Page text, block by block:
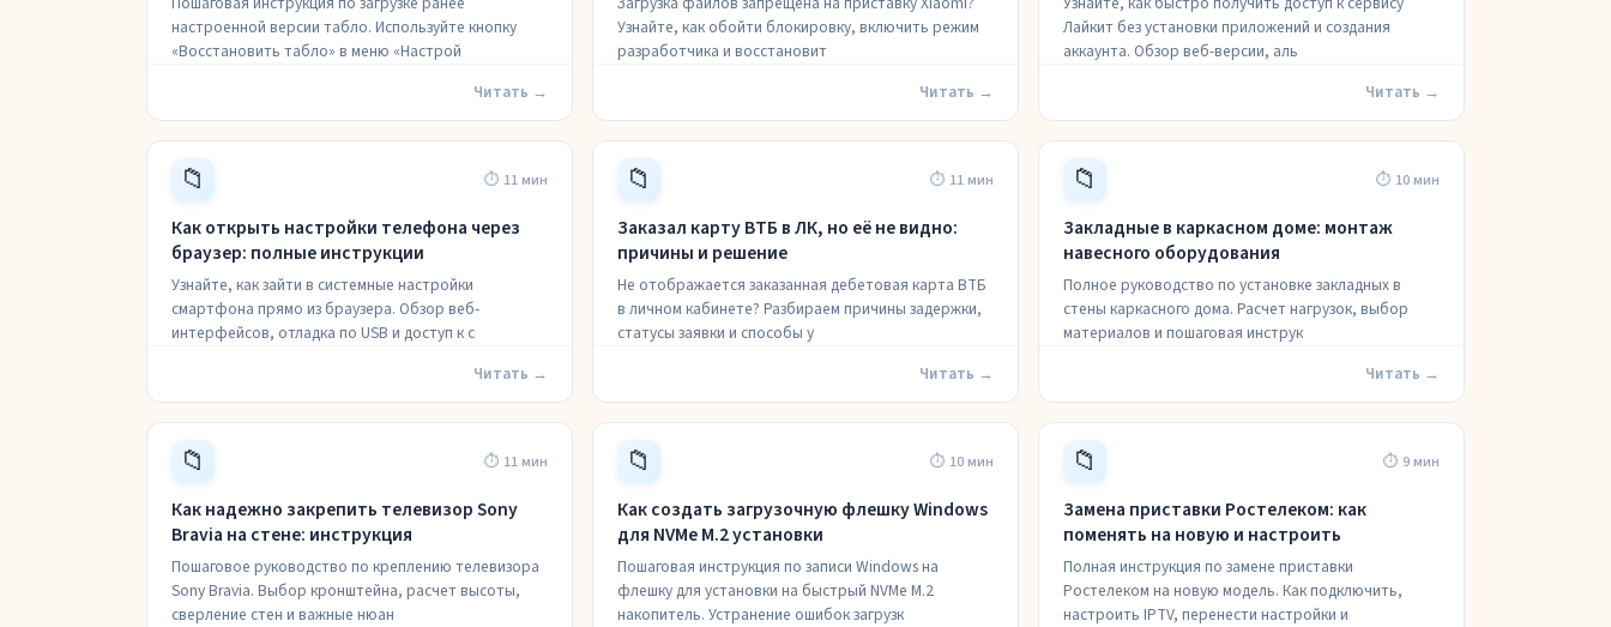
настроенной версии табло. Используйте кнопку
«Восстановить табло» в меню «Настрой
Читать →
Узнайте, как обойти блокировку, включить режим
разработчика и восстановит
Читать →
Лайкит без установки приложений и создания
аккаунта. Обзор веб-версии, аль
Читать →
📁 ⏱ 11 мин
Как открыть настройки телефона через
браузер: полные инструкции
Узнайте, как зайти в системные настройки
смартфона прямо из браузера. Обзор веб-
интерфейсов, отладка по USB и доступ к с
Читать →
📁 ⏱ 11 мин
Заказал карту ВТБ в ЛК, но её не видно:
причины и решение
Не отображается заказанная дебетовая карта ВТБ
в личном кабинете? Разбираем причины задержки,
статусы заявки и способы у
Читать →
📁 ⏱ 10 мин
Закладные в каркасном доме: монтаж
навесного оборудования
Полное руководство по установке закладных в
стены каркасного дома. Расчет нагрузок, выбор
материалов и пошаговая инструк
Читать →
📁 ⏱ 11 мин
Как надежно закрепить телевизор Sony
Bravia на стене: инструкция
Пошаговое руководство по креплению телевизора
Sony Bravia. Выбор кронштейна, расчет высоты,
сверление стен и важные нюан
📁 ⏱ 10 мин
Как создать загрузочную флешку Windows
для NVMe M.2 установки
Пошаговая инструкция по записи Windows на
флешку для установки на быстрый NVMe M.2
накопитель. Устранение ошибок загрузк
📁 ⏱ 9 мин
Замена приставки Ростелеком: как
поменять на новую и настроить
Полная инструкция по замене приставки
Ростелеком на новую модель. Как подключить,
настроить IPTV, перенести настройки и